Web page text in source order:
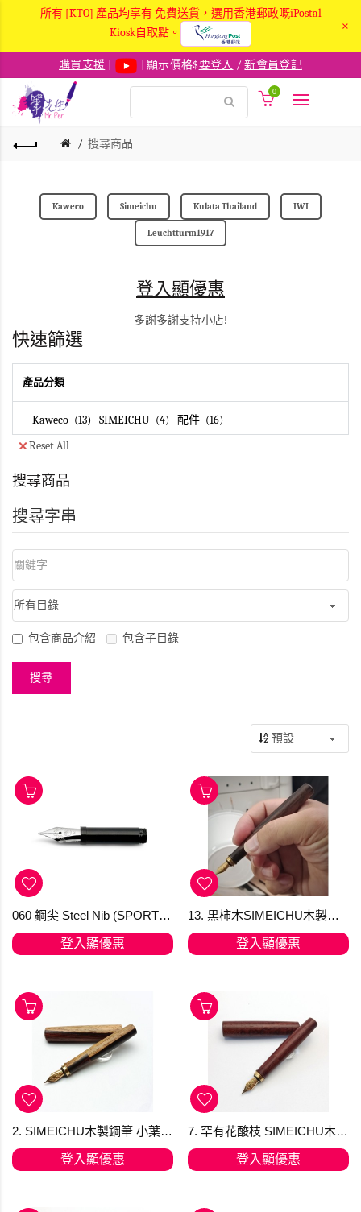
所有 [KTO] 產品均享有 免費送貨，選用香港郵政嘅iPostal
Kiosk自取點。
×
購買支援 | 顯示價格$要登入 /新會員登記
0
搜尋商品
Kaweco Simeichu Kulata Thailand IWI
Leuchtturm1917
登入顯優惠
多謝多謝支持小店!
快速篩選
產品分類
Kaweco 13 SIMEICHU 4 配件
16
Reset All
搜尋商品
搜尋字串
包含商品介紹 包含子目錄
060 鋼尖 Steel Nib (SPORT) Kaweco
登入顯優惠
13. 黒柿木SIMEICHU木製鋼筆 Schmidt F尖 (現貨)
登入顯優惠
2. SIMEICHU木製鋼筆 小葉紅檀帶白皮 Schmidt F尖 (現貨)
登入顯優惠
7. 罕有花酸枝 SIMEICHU木製鋼筆 Schmidt F尖 (現貨) 最後貨存
登入顯優惠